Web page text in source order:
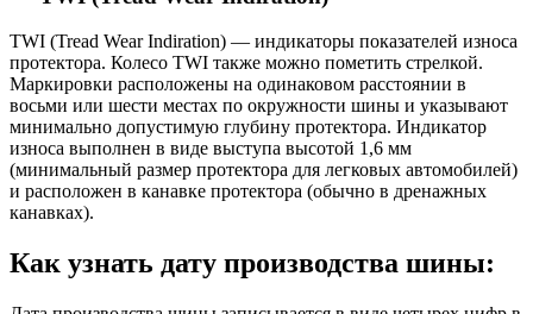
TWI (Tread Wear Indiration) — индикаторы показателей износа
протектора. Колесо TWI также можно пометить стрелкой.
Маркировки расположены на одинаковом расстоянии в
восьми или шести местах по окружности шины и указывают
минимально допустимую глубину протектора. Индикатор
износа выполнен в виде выступа высотой 1,6 мм
(минимальный размер протектора для легковых автомобилей)
и расположен в канавке протектора (обычно в дренажных
канавках).
Как узнать дату производства шины: